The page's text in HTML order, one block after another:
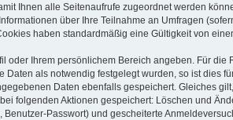
Ihnen alle Seitenaufrufe zugeordnet werden
über Ihre Teilnahme an Umfragen
haben standardmäßig eine Gültigkeit von
Ihrem persönlichem Bereich angeben. Für
als notwendig festgelegt wurden, so ist dies
Daten ebenfalls gespeichert. Gleiches
folgenden Aktionen gespeichert: Löschen und
Passwort) und gescheiterte